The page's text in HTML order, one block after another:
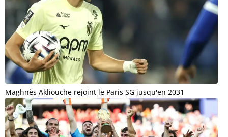
Maghnès Akliouche rejoint le Paris SG jusqu'en 2031